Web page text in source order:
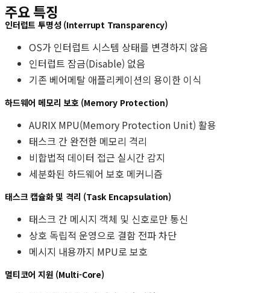
주요 특징
인터럽트 투명성 (Interrupt Transparency)
OS가 인터럽트 시스템 상태를 변경하지 않음
인터럽트 잠금(Disable) 없음
기존 베어메탈 애플리케이션의 용이한 이식
하드웨어 메모리 보호 (Memory Protection)
AURIX MPU(Memory Protection Unit) 활용
태스크 간 완전한 메모리 격리
비합법적 데이터 접근 실시간 감지
세분화된 하드웨어 보호 메커니즘
태스크 캡슐화 및 격리 (Task Encapsulation)
태스크 간 메시지 객체 및 신호로만 통신
상호 독립적 운영으로 결함 전파 차단
메시지 내용까지 MPU로 보호
멀티코어 지원 (Multi-Core)